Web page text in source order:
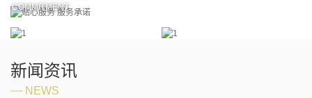
COMMITMENT
新闻资讯
NEWS